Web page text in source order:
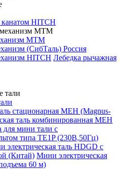
канатом HITCH
МТМ
(СибТаль) Россия
HITCH Лебедка рычажная
стационарная МЕН (Magnus-
таль комбинированная МЕН
для мини тали с
типа TE1P (230В,50Гц)
электрическая таль HDGD с
(Китай) Мини электрическая
60 м)